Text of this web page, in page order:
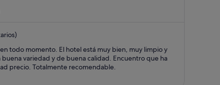
606 €
por
persona
todo momento. El hotel está muy bien, muy limpio y
variedad y de buena calidad. Encuentro que ha
precio. Totalmente recomendable.